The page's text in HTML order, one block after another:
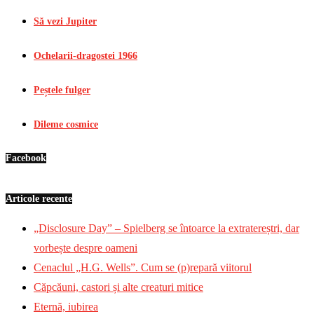
Să vezi Jupiter
Ochelarii-dragostei 1966
Peștele fulger
Dileme cosmice
Facebook
Articole recente
„Disclosure Day” – Spielberg se întoarce la extratereștri, dar
vorbește despre oameni
Cenaclul „H.G. Wells”. Cum se (p)repară viitorul
Căpcăuni, castori și alte creaturi mitice
Eternă, iubirea